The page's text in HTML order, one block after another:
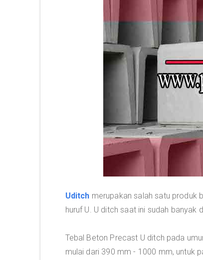
Uditch merupakan salah satu produk
huruf U. U ditch saat ini sudah banyak
Tebal Beton Precast U ditch pada
mulai dari 390 mm - 1000 mm, untuk